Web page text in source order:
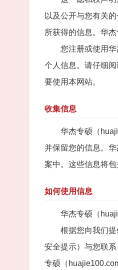
以及公开与您有关
所获得的信息。华
您注册或使用华杰
个人信息。请仔细
要使用本网站。
收集信息
华杰专硕（
并保留您的信息。
案中。这些信息将
如何使用信息
华杰专硕（
根据您向我们提供
安全提示）与您联
专硕（